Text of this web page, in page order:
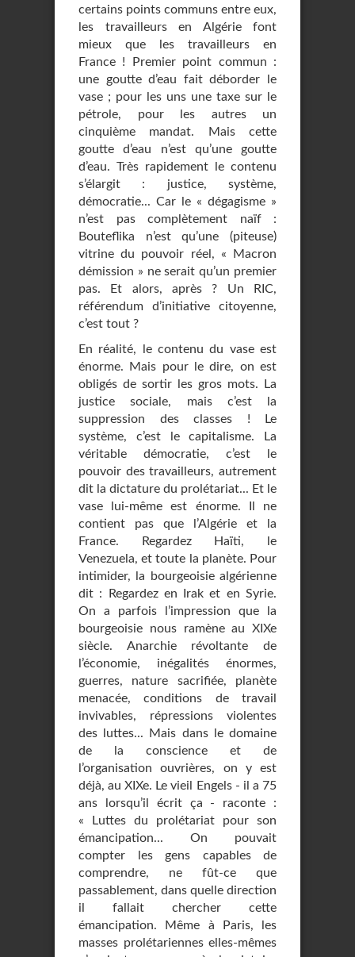
certains points communs entre eux,
les travailleurs en Algérie font
mieux que les travailleurs en
France ! Premier point commun :
une goutte d’eau fait déborder le
vase ; pour les uns une taxe sur le
pétrole, pour les autres un
cinquième mandat. Mais cette
goutte d’eau n’est qu’une goutte
d’eau. Très rapidement le contenu
s’élargit : justice, système,
démocratie... Car le « dégagisme »
n’est pas complètement naïf :
Bouteflika n’est qu’une (piteuse)
vitrine du pouvoir réel, « Macron
démission » ne serait qu’un premier
pas. Et alors, après ? Un RIC,
référendum d’initiative citoyenne,
c’est tout ?
En réalité, le contenu du vase est
énorme. Mais pour le dire, on est
obligés de sortir les gros mots. La
justice sociale, mais c’est la
suppression des classes ! Le
système, c’est le capitalisme. La
véritable démocratie, c’est le
pouvoir des travailleurs, autrement
dit la dictature du prolétariat... Et le
vase lui-même est énorme. Il ne
contient pas que l’Algérie et la
France. Regardez Haïti, le
Venezuela, et toute la planète. Pour
intimider, la bourgeoisie algérienne
dit : Regardez en Irak et en Syrie.
On a parfois l’impression que la
bourgeoisie nous ramène au XIXe
siècle. Anarchie révoltante de
l’économie, inégalités énormes,
guerres, nature sacrifiée, planète
menacée, conditions de travail
invivables, répressions violentes
des luttes... Mais dans le domaine
de la conscience et de
l’organisation ouvrières, on y est
déjà, au XIXe. Le vieil Engels - il a 75
ans lorsqu’il écrit ça - raconte :
« Luttes du prolétariat pour son
émancipation... On pouvait
compter les gens capables de
comprendre, ne fût-ce que
passablement, dans quelle direction
il fallait chercher cette
émancipation. Même à Paris, les
masses prolétariennes elles-mêmes